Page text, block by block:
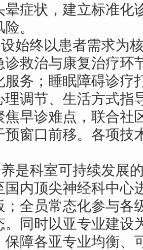
晕症状，建立标准化
。
终以患者需求为
诊救治与康复治疗环
服务；睡眠障碍诊疗
理调节、生活方式指
焦早诊难点，联合社
预窗口前移。各项技
科室可持续发展
国内顶尖神经科中心
；全员常态化参与各
。同时以亚专业建设
保障各亚专业均衡、